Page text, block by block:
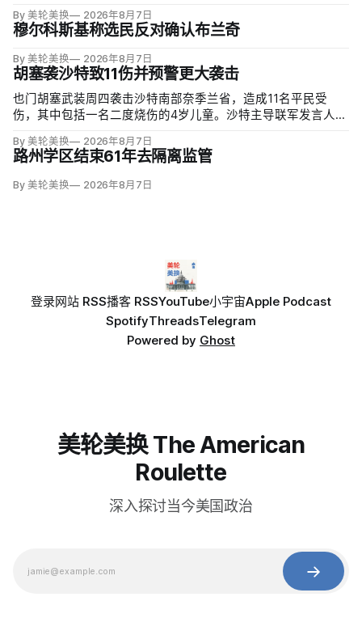
三分之二无法验证或不符合其公开方法，264份拟终止租约中
108份早已进入终止流程。
By 美轮美换 2026年8月7日
穆尔科斯基称选民反对确认布兰奇
By 美轮美换 2026年8月7日
胡塞袭沙特致11伤并预警更大袭击
也门胡塞武装周四袭击沙特南部奈季兰省，造成11名平民受
伤，其中包括一名二度烧伤的4岁儿童。沙特主导联军发言人图
区；
By 美轮美换 2026年8月7日
路州学区结束61年去隔离监管
By 美轮美换 2026年8月7日
登录网站 RSS播客 RSSYouTube小宇宙Apple Podcast
SpotifyThreadsTelegram
Powered by Ghost
美轮美换 The American
Roulette
深入探讨当今美国政治